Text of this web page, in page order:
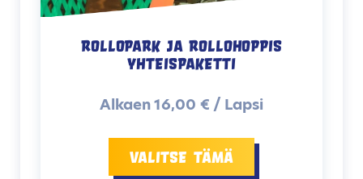
Rollopark ja rollohoppis
Yhteispaketti
Alkaen 16,00 € / Lapsi
Valitse tämä